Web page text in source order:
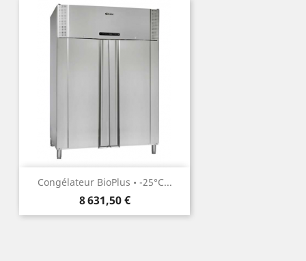
Congélateur BioPlus • -25°C...
Prix
8 631,50 €